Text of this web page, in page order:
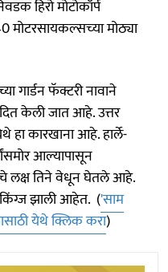
हिरो मोटोकॉर्प
मोठ्या
गार्डन फॅक्टरी नावाने
केली जात आहे. उत्तर
हा कारखाना आहे. हार्ले-
आल्यापासून
लक्ष तिने वेधून घेतले आहे.
झाली आहेत. ('साम
येथे क्लिक करा)